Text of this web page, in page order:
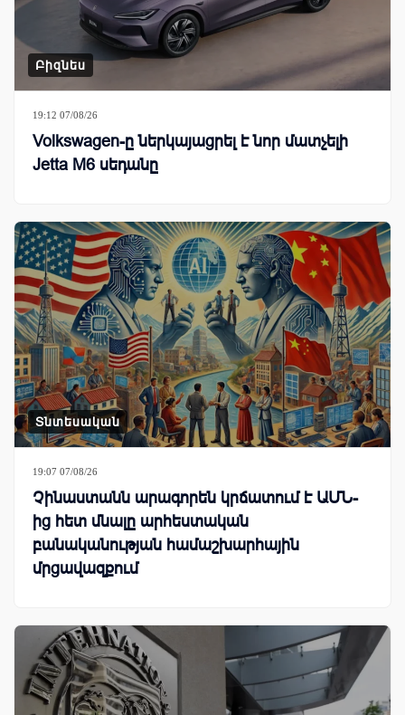
Բիզնես
19:12 07/08/26
Volkswagen-ը ներկայացրել է նոր մատչելի
Jetta M6 սեդանը
Տնտեսական
19:07 07/08/26
Չինաստանն արագորեն կրճատում է ԱՄՆ-
ից հետ մնալը արհեստական
բանականության համաշխարհային
մրցավազքում